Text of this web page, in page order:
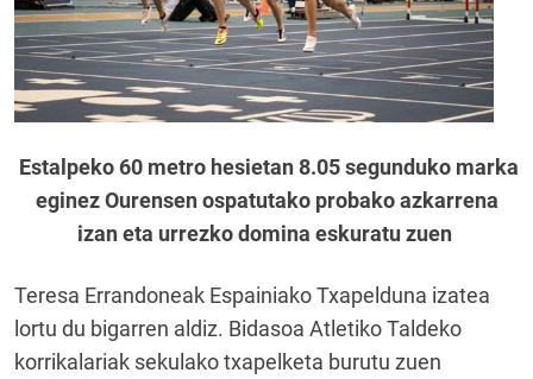
Estalpeko 60 metro hesietan 8.05 segunduko marka
eginez Ourensen ospatutako probako azkarrena
izan eta urrezko domina eskuratu zuen
Teresa Errandoneak Espainiako Txapelduna izatea
lortu du bigarren aldiz. Bidasoa Atletiko Taldeko
korrikalariak sekulako txapelketa burutu zuen